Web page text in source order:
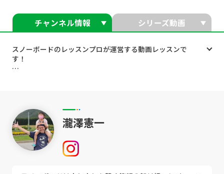
チャンネル情報 シリーズ動画
スノーボードのレッスンプロが運営する動画レッスンで
す！
そんなあなたはぜひこのチャンネルの動画をご活用くださ
い
スノーボードがもっと楽しくなりますよ♪
瀧澤憲一